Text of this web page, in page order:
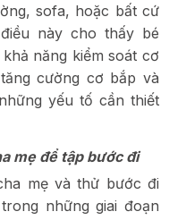
sofa, hoặc bất cứ
này cho thấy bé
năng kiểm soát cơ
cường cơ bắp và
yếu tố cần thiết
mẹ để tập bước đi
mẹ và thử bước đi
những giai đoạn